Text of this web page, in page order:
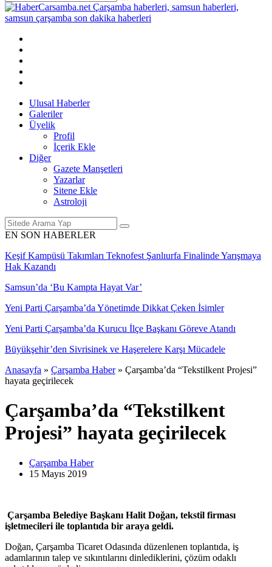
Ulusal Haberler
Galeriler
Üyelik
Profil
İçerik Ekle
Diğer
Gazete Manşetleri
Yazarlar
Sitene Ekle
Astroloji
EN SON HABERLER
Keşif Kampüsü Takımları Teknofest Şanlıurfa Finalinde Yarışmaya
Hak Kazandı
Samsun’da ‘Bu Kampta Hayat Var’
Yeni Parti Çarşamba’da Yönetimde Dikkat Çeken İsimler
Yeni Parti Çarşamba’da Kurucu İlçe Başkanı Göreve Atandı
Büyükşehir’den Sivrisinek ve Haşerelere Karşı Mücadele
Anasayfa » Çarşamba Haber » Çarşamba’da “Tekstilkent Projesi”
hayata geçirilecek
Çarşamba’da “Tekstilkent
Projesi” hayata geçirilecek
Çarşamba Haber
15 Mayıs 2019
Çarşamba Belediye Başkanı Halit Doğan, tekstil firması
işletmecileri ile toplantıda bir araya geldi.
Doğan, Çarşamba Ticaret Odasında düzenlenen toplantıda, iş
adamlarının talep ve sıkıntılarını dinlediklerini, çözüm odaklı